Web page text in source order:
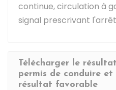
continue, circulation à
signal prescrivant
Télécharger le
permis de conduire et
résultat favorable